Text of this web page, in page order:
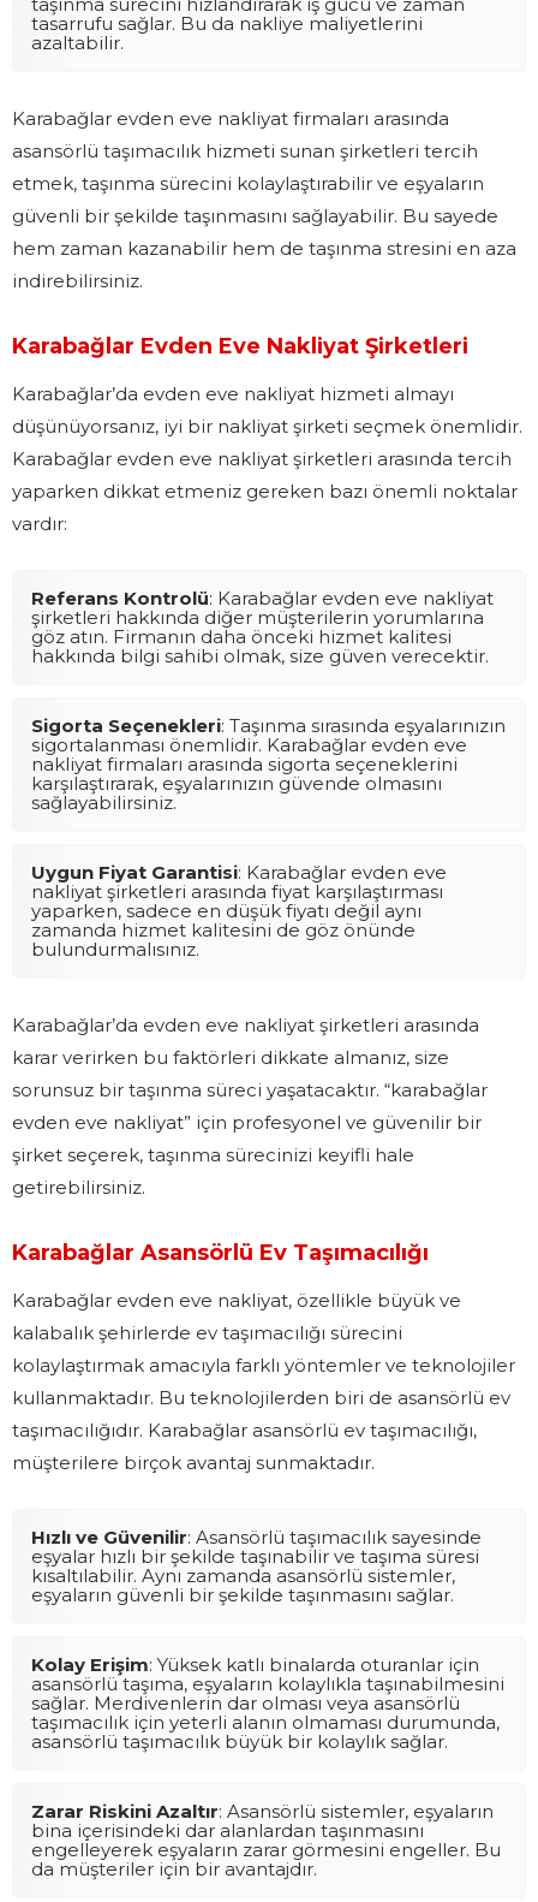
tasarrufu sağlar. Bu da nakliye maliyetlerini
azaltabilir.
Karabağlar evden eve nakliyat firmaları arasında
asansörlü taşımacılık hizmeti sunan şirketleri tercih
etmek, taşınma sürecini kolaylaştırabilir ve eşyaların
güvenli bir şekilde taşınmasını sağlayabilir. Bu sayede
hem zaman kazanabilir hem de taşınma stresini en aza
indirebilirsiniz.
Karabağlar Evden Eve Nakliyat Şirketleri
Karabağlar’da evden eve nakliyat hizmeti almayı
düşünüyorsanız, iyi bir nakliyat şirketi seçmek önemlidir.
Karabağlar evden eve nakliyat şirketleri arasında tercih
yaparken dikkat etmeniz gereken bazı önemli noktalar
vardır:
Referans Kontrolü: Karabağlar evden eve nakliyat
şirketleri hakkında diğer müşterilerin yorumlarına
göz atın. Firmanın daha önceki hizmet kalitesi
hakkında bilgi sahibi olmak, size güven verecektir.
Sigorta Seçenekleri: Taşınma sırasında eşyalarınızın
sigortalanması önemlidir. Karabağlar evden eve
nakliyat firmaları arasında sigorta seçeneklerini
karşılaştırarak, eşyalarınızın güvende olmasını
sağlayabilirsiniz.
Uygun Fiyat Garantisi: Karabağlar evden eve
nakliyat şirketleri arasında fiyat karşılaştırması
yaparken, sadece en düşük fiyatı değil aynı
zamanda hizmet kalitesini de göz önünde
bulundurmalısınız.
Karabağlar’da evden eve nakliyat şirketleri arasında
karar verirken bu faktörleri dikkate almanız, size
sorunsuz bir taşınma süreci yaşatacaktır. “karabağlar
evden eve nakliyat” için profesyonel ve güvenilir bir
şirket seçerek, taşınma sürecinizi keyifli hale
getirebilirsiniz.
Karabağlar Asansörlü Ev Taşımacılığı
Karabağlar evden eve nakliyat, özellikle büyük ve
kalabalık şehirlerde ev taşımacılığı sürecini
kolaylaştırmak amacıyla farklı yöntemler ve teknolojiler
kullanmaktadır. Bu teknolojilerden biri de asansörlü ev
taşımacılığıdır. Karabağlar asansörlü ev taşımacılığı,
müşterilere birçok avantaj sunmaktadır.
Hızlı ve Güvenilir: Asansörlü taşımacılık sayesinde
eşyalar hızlı bir şekilde taşınabilir ve taşıma süresi
kısaltılabilir. Aynı zamanda asansörlü sistemler,
eşyaların güvenli bir şekilde taşınmasını sağlar.
Kolay Erişim: Yüksek katlı binalarda oturanlar için
asansörlü taşıma, eşyaların kolaylıkla taşınabilmesini
sağlar. Merdivenlerin dar olması veya asansörlü
taşımacılık için yeterli alanın olmaması durumunda,
asansörlü taşımacılık büyük bir kolaylık sağlar.
Zarar Riskini Azaltır: Asansörlü sistemler, eşyaların
bina içerisindeki dar alanlardan taşınmasını
engelleyerek eşyaların zarar görmesini engeller. Bu
da müşteriler için bir avantajdır.